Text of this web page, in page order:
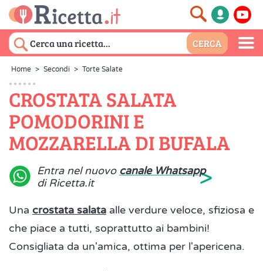
Home > Secondi > Torte Salate
CROSTATA SALATA
POMODORINI E
MOZZARELLA DI BUFALA
Entra nel nuovo canale Whatsapp
di Ricetta.it
>
Una crostata salata alle verdure veloce, sfiziosa e
che piace a tutti, soprattutto ai bambini!
Consigliata da un'amica, ottima per l'apericena.